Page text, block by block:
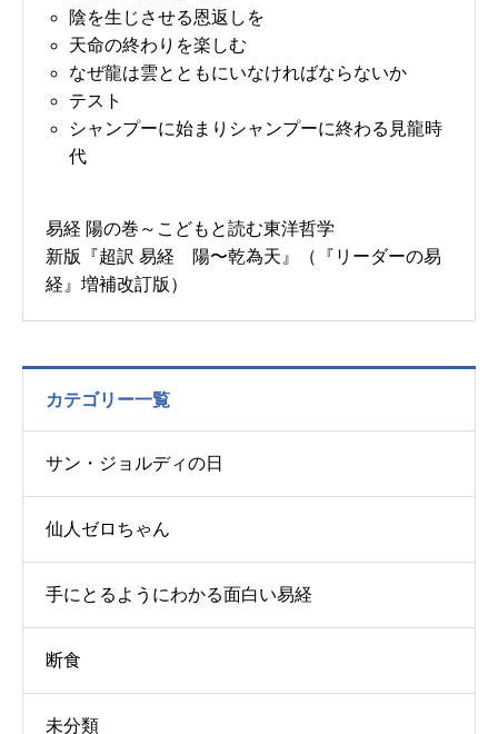
陰を生じさせる恩返しを
天命の終わりを楽しむ
なぜ龍は雲とともにいなければならないか
テスト
シャンプーに始まりシャンプーに終わる見龍時
代
易経 陽の巻～こどもと読む東洋哲学
新版『超訳 易経 陽〜乾為天』（『リーダーの易
経』増補改訂版）
カテゴリー一覧
サン・ジョルディの日
仙人ゼロちゃん
手にとるようにわかる面白い易経
断食
未分類